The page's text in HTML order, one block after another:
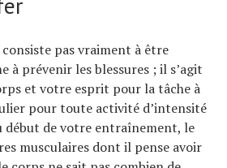
pas vraiment à être
à prévenir les blessures ; il s’agit
et votre esprit pour la tâche à
pour toute activité d’intensité
début de votre entraînement, le
musculaires dont il pense avoir